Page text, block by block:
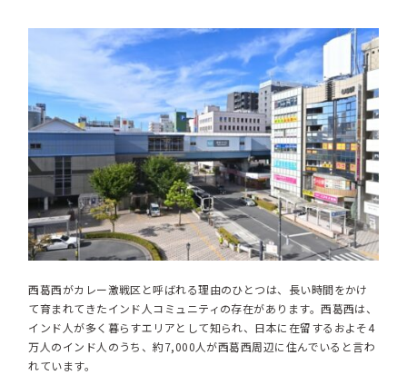
西葛西がカレー激戦区と呼ばれる理由のひとつは、長い時間をかけ
て育まれてきたインド人コミュニティの存在があります。西葛西は、
インド人が多く暮らすエリアとして知られ、日本に在留するおよそ4
万人のインド人のうち、約7,000人が西葛西周辺に住んでいると言わ
れています。